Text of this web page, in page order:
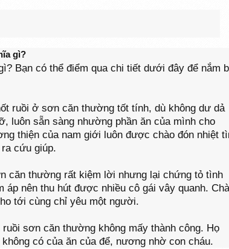
gì?
Bạn có thể điểm qua chi tiết dưới đây để nắm
ruồi ở sơn căn thường tốt tính, dù không dư dả
luôn sẵn sàng nhường phần ăn của mình cho
thiện của nam giới luôn được chào đón nhiệt
cứu giúp.
căn thường rất kiệm lời nhưng lại chứng tỏ tình
áp nên thu hút được nhiều cô gái vây quanh.
tới cùng chỉ yêu một người.
sơn căn thường không mấy thành công. Họ
có của ăn của để, nương nhờ con cháu.